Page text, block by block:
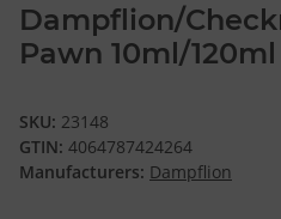
Dampflion/
Pawn 10ml/
SKU: 23148
GTIN: 4064787424264
Manufacturers: Dampflion